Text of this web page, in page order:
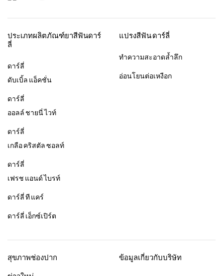
ประเภทผลิตภัณฑ์ยาสีฟันดาร์
ลี่
ดาร์ลี่
ดับเบิ้ล แอ็คชั่น
ดาร์ลี่
ออลล์ ชายนี่ ไวท์
ดาร์ลี่
เกลือ คริสตัล ซอลท์
ดาร์ลี่
เฟรช แอนด์ ไบรท์
ดาร์ลี่ ที แคร์
ดาร์ลี่ เอ็กซ์เปิร์ต
แปรงสีฟัน ดาร์ลี่
ทำความสะอาดล้ำลึก
อ่อนโยนต่อเหงือก
สุขภาพช่องปาก ข้อมูลเกี่ยวกับบริษัท